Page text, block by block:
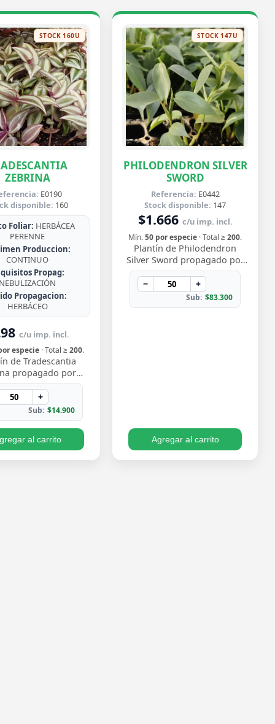
STOCK 160U
ZEBRINA
E0190
disponible: 160
Foliar: HERBÁCEA
PERENNE
Produccion:
CONTINUO
Propag:
NEBULIZACIÓN
Propagacion:
HERBÁCEO
c/u imp. incl.
especie · Total ≥200.
de Tradescantia
propagado por
enraizado, con ese
follaje bicolor de
morado y pl…
+
Sub: $14.900
al carrito
STOCK 147U
PHILODENDRON SILVER
SWORD
Referencia: E0442
Stock disponible: 147
$1.666 c/u imp. incl.
Mín.50 por especie · Total ≥200.
Plantín de Philodendron
Silver Sword propagado por
esqueje ya enraizado, con
hojas lanceoladas de un
plateado metálico …
− +
Sub: $83.300
Agregar al carrito